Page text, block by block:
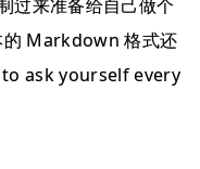
过来准备给自己做个
的 Markdown 格式还
to ask yourself every